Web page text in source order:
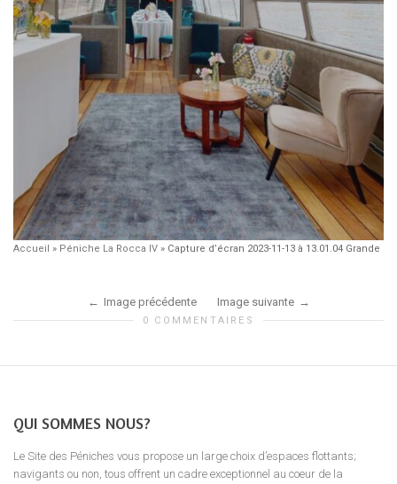
Accueil » Péniche La Rocca IV » Capture d’écran 2023-11-13 à 13.01.04 Grande
Image précédente Image suivante
0 COMMENTAIRES
QUI SOMMES NOUS?
Le Site des Péniches vous propose un large choix d’espaces flottants;
navigants ou non, tous offrent un cadre exceptionnel au coeur de la